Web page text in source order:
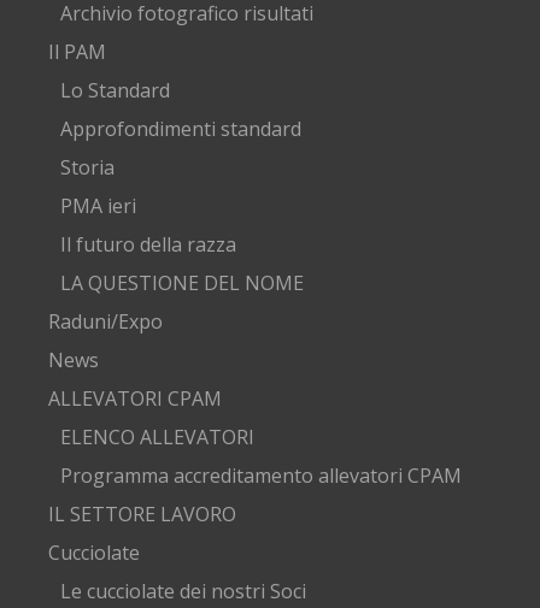
Archivio fotografico risultati
Il PAM
Lo Standard
Approfondimenti standard
Storia
PMA ieri
Il futuro della razza
LA QUESTIONE DEL NOME
Raduni/Expo
News
ALLEVATORI CPAM
ELENCO ALLEVATORI
Programma accreditamento allevatori CPAM
IL SETTORE LAVORO
Cucciolate
Le cucciolate dei nostri Soci